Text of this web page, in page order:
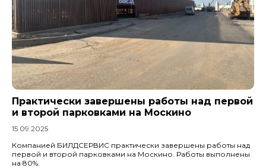
Практически завершены работы над первой
и второй парковками на Москино
15.09.2025
Компанией БИЛДСЕРВИС практически завершены работы над
первой и второй парковками на Москино. Работы выполнены
на 80%.